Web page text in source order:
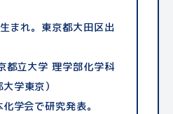
まれ。東京都大田区出
立大学 理学部化学科
学東京）
学会で研究発表。